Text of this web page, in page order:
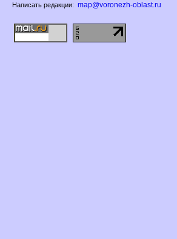
Написать редакции: map@voronezh-oblast.ru